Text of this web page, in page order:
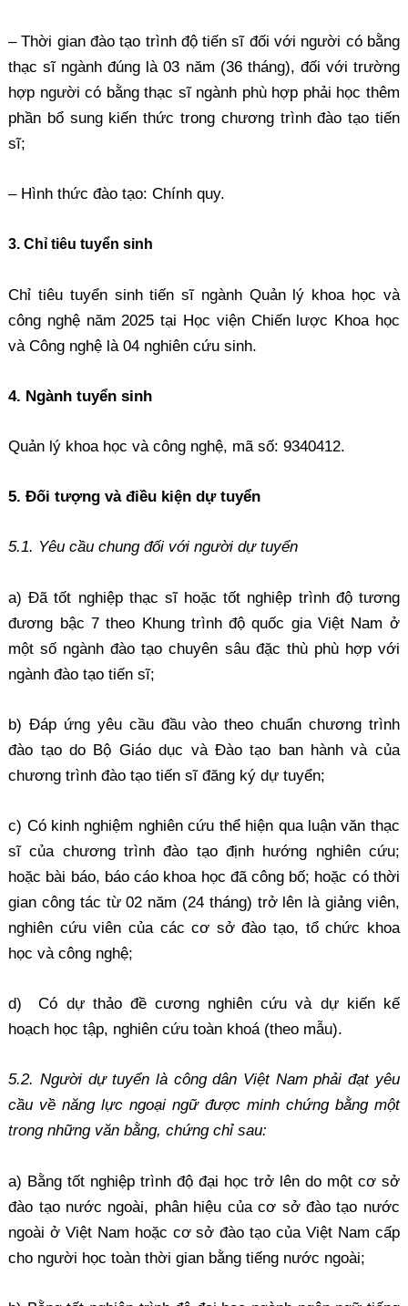
– Thời gian đào tạo trình độ tiến sĩ đối với người có bằng
thạc sĩ ngành đúng là 03 năm (36 tháng), đối với trường
hợp người có bằng thạc sĩ ngành phù hợp phải học thêm
phần bổ sung kiến thức trong chương trình đào tạo tiến
sĩ;
– Hình thức đào tạo: Chính quy.
3. Chỉ tiêu tuyển sinh
Chỉ tiêu tuyển sinh tiến sĩ ngành Quản lý khoa học và
công nghệ năm 2025 tại Học viện Chiến lược Khoa học
và Công nghệ là 04 nghiên cứu sinh.
4. Ngành tuyển sinh
Quản lý khoa học và công nghệ, mã số: 9340412.
5. Đối tượng và điều kiện dự tuyển
5.1. Yêu cầu chung đối với người dự tuyển
a) Đã tốt nghiệp thạc sĩ hoặc tốt nghiệp trình độ tương
đương bậc 7 theo Khung trình độ quốc gia Việt Nam ở
một số ngành đào tạo chuyên sâu đặc thù phù hợp với
ngành đào tạo tiến sĩ;
b) Đáp ứng yêu cầu đầu vào theo chuẩn chương trình
đào tạo do Bộ Giáo dục và Đào tạo ban hành và của
chương trình đào tạo tiến sĩ đăng ký dự tuyển;
c) Có kinh nghiệm nghiên cứu thể hiện qua luận văn thạc
sĩ của chương trình đào tạo định hướng nghiên cứu;
hoặc bài báo, báo cáo khoa học đã công bố; hoặc có thời
gian công tác từ 02 năm (24 tháng) trở lên là giảng viên,
nghiên cứu viên của các cơ sở đào tạo, tổ chức khoa
học và công nghệ;
d) Có dự thảo đề cương nghiên cứu và dự kiến kế
hoạch học tập, nghiên cứu toàn khoá (theo mẫu).
5.2. Người dự tuyển là công dân Việt Nam phải đạt yêu
cầu về năng lực ngoại ngữ được minh chứng bằng một
trong những văn bằng, chứng chỉ sau:
a) Bằng tốt nghiệp trình độ đại học trở lên do một cơ sở
đào tạo nước ngoài, phân hiệu của cơ sở đào tạo nước
ngoài ở Việt Nam hoặc cơ sở đào tạo của Việt Nam cấp
cho người học toàn thời gian bằng tiếng nước ngoài;